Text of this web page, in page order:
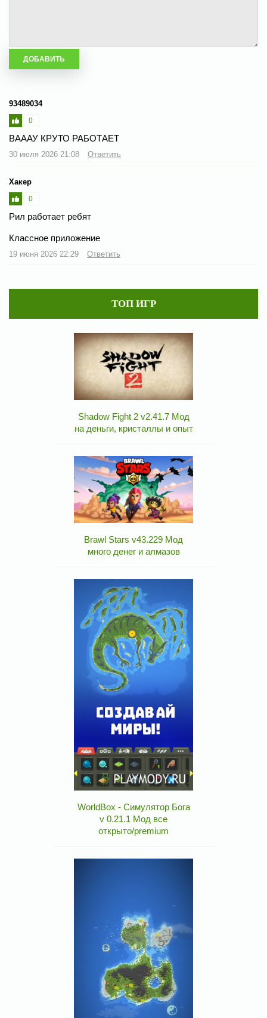
93489034
0
ВАААУ КРУТО РАБОТАЕТ
30 июля 2026 21:08 Ответить
Хакер
0
Рил работает ребят
Классное приложение
19 июня 2026 22:29 Ответить
ТОП ИГР
Shadow Fight 2 v2.41.7 Мод
на деньги, кристаллы и опыт
Brawl Stars v43.229 Мод
много денег и алмазов
WorldBox - Симулятор Бога
v 0.21.1 Мод все
открыто/premium